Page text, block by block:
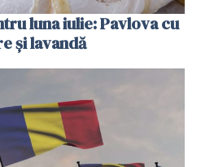
luna iulie: Pavlova cu
și lavandă